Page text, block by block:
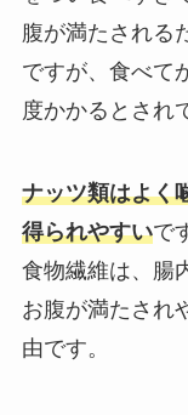
腹が満たされる
ですが、食べて
度かかるとされ
ナッツ類はよく
得られやすいで
食物繊維は、腸
お腹が満たされ
由です。